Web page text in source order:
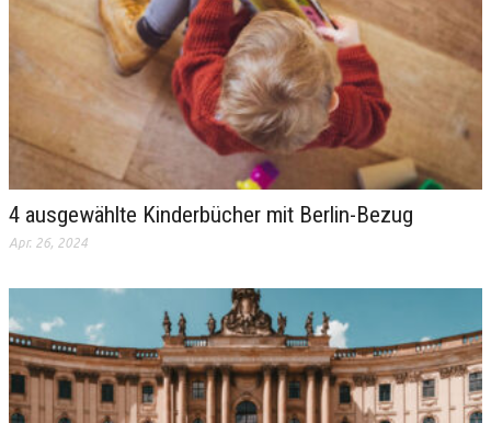
4 ausgewählte Kinderbücher mit Berlin-Bezug
Apr. 26, 2024